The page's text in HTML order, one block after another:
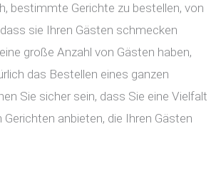
bestimmte Gerichte zu bestellen, von
sie Ihren Gästen schmecken
große Anzahl von Gästen haben,
das Bestellen eines ganzen
Sie sicher sein, dass Sie eine Vielfalt
anbieten, die Ihren Gästen